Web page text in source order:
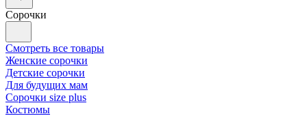
Сорочки
Смотреть все товары
Женские сорочки
Детские сорочки
Для будущих мам
Сорочки size plus
Костюмы